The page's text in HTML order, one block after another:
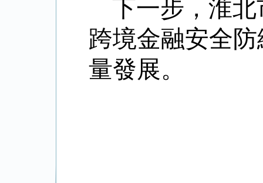
下一步，淮
跨境金融安全
量發展。